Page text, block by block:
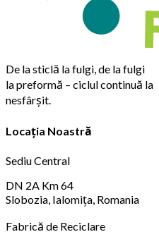
De la sticlă la fulgi, de la fulgi
la preformă – ciclul continuă la
nesfârșit.
Locația Noastră
Sediu Central
DN 2A Km 64
Slobozia, Ialomița, Romania
Fabrică de Reciclare